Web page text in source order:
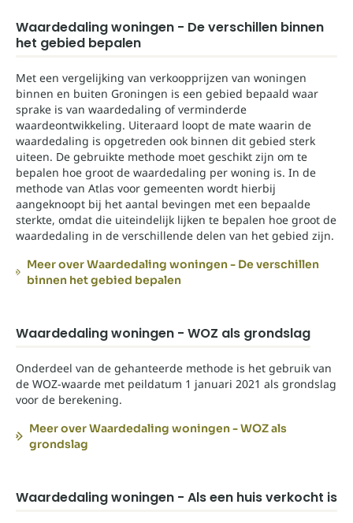
Waardedaling woningen - De verschillen binnen
het gebied bepalen
Met een vergelijking van verkoopprijzen van woningen
binnen en buiten Groningen is een gebied bepaald waar
sprake is van waardedaling of verminderde
waardeontwikkeling. Uiteraard loopt de mate waarin de
waardedaling is opgetreden ook binnen dit gebied sterk
uiteen. De gebruikte methode moet geschikt zijn om te
bepalen hoe groot de waardedaling per woning is. In de
methode van Atlas voor gemeenten wordt hierbij
aangeknoopt bij het aantal bevingen met een bepaalde
sterkte, omdat die uiteindelijk lijken te bepalen hoe groot de
waardedaling in de verschillende delen van het gebied zijn.
Meer over Waardedaling woningen - De verschillen
binnen het gebied bepalen
Waardedaling woningen - WOZ als grondslag
Onderdeel van de gehanteerde methode is het gebruik van
de WOZ-waarde met peildatum 1 januari 2021 als grondslag
voor de berekening.
Meer over Waardedaling woningen - WOZ als
grondslag
Waardedaling woningen - Als een huis verkocht is